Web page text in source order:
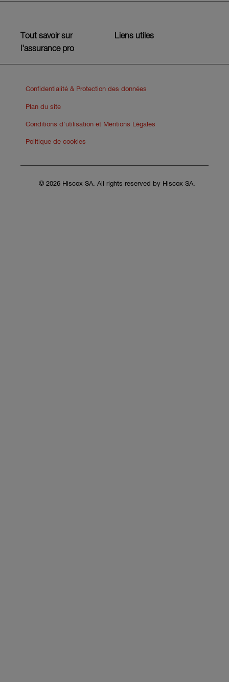
Tout savoir sur
l'assurance pro
Liens utiles
Confidentialité & Protection des données
Plan du site
Conditions d'utilisation et Mentions Légales
Politique de cookies
© 2026 Hiscox SA. All rights reserved by Hiscox SA.